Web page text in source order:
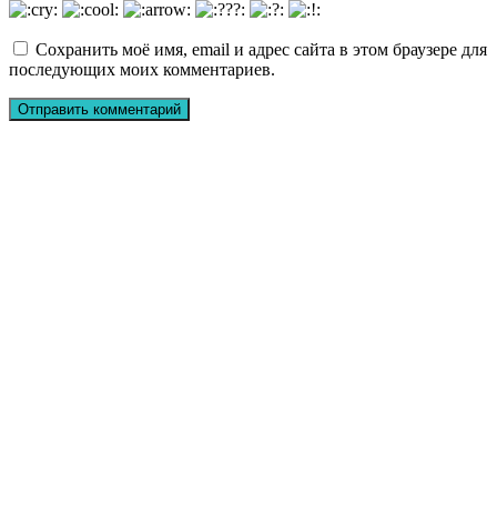
Сохранить моё имя, email и адрес сайта в этом браузере для
последующих моих комментариев.